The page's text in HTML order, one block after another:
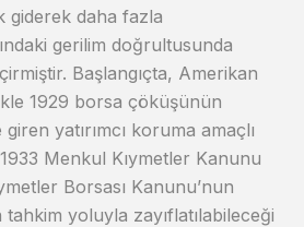
giderek daha fazla
gerilim doğrultusunda
Başlangıçta, Amerikan
1929 borsa çöküşünün
yatırımcı koruma amaçlı
Menkul Kıymetler Kanunu
Borsası Kanunu’nun
tahkim yoluyla zayıflatılabileceği